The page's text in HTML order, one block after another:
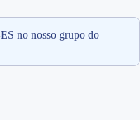
no nosso grupo do